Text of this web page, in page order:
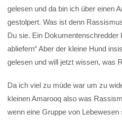
gelesen und da bin ich über einen
gestolpert. Was ist denn
Du sie. Ein Dokumentenschredder
abliefern“ Aber der kleine Hund
gelesen und will jetzt wissen, was
Da ich viel zu müde war um zu
kleinen Amarooq also was
wenn eine Gruppe von Lebewesen